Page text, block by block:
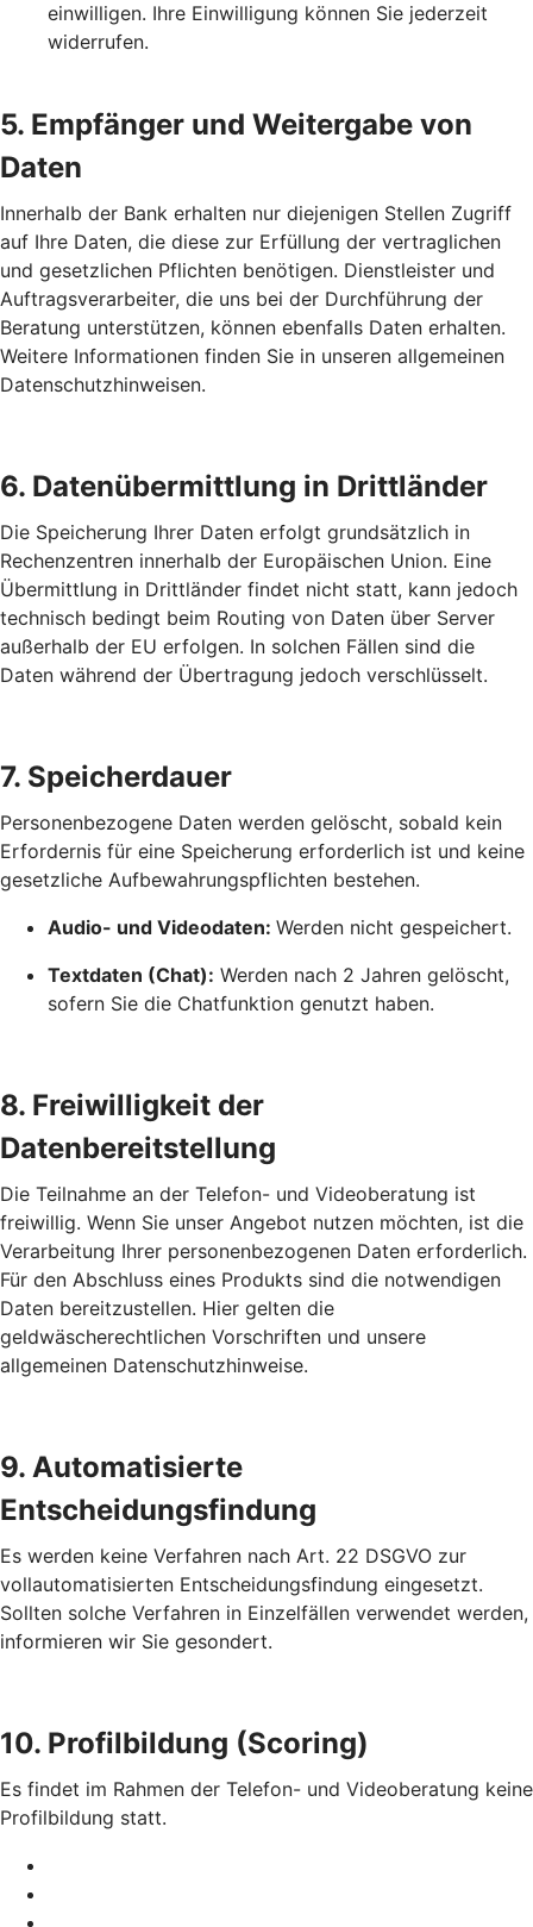
einwilligen. Ihre Einwilligung können Sie jederzeit
widerrufen.
5. Empfänger und Weitergabe von
Daten
Innerhalb der Bank erhalten nur diejenigen Stellen Zugriff
auf Ihre Daten, die diese zur Erfüllung der vertraglichen
und gesetzlichen Pflichten benötigen. Dienstleister und
Auftragsverarbeiter, die uns bei der Durchführung der
Beratung unterstützen, können ebenfalls Daten erhalten.
Weitere Informationen finden Sie in unseren allgemeinen
Datenschutzhinweisen.
6. Datenübermittlung in Drittländer
Die Speicherung Ihrer Daten erfolgt grundsätzlich in
Rechenzentren innerhalb der Europäischen Union. Eine
Übermittlung in Drittländer findet nicht statt, kann jedoch
technisch bedingt beim Routing von Daten über Server
außerhalb der EU erfolgen. In solchen Fällen sind die
Daten während der Übertragung jedoch verschlüsselt.
7. Speicherdauer
Personenbezogene Daten werden gelöscht, sobald kein
Erfordernis für eine Speicherung erforderlich ist und keine
gesetzliche Aufbewahrungspflichten bestehen.
Audio- und Videodaten: Werden nicht gespeichert.
Textdaten (Chat): Werden nach 2 Jahren gelöscht,
sofern Sie die Chatfunktion genutzt haben.
8. Freiwilligkeit der
Datenbereitstellung
Die Teilnahme an der Telefon- und Videoberatung ist
freiwillig. Wenn Sie unser Angebot nutzen möchten, ist die
Verarbeitung Ihrer personenbezogenen Daten erforderlich.
Für den Abschluss eines Produkts sind die notwendigen
Daten bereitzustellen. Hier gelten die
geldwäscherechtlichen Vorschriften und unsere
allgemeinen Datenschutzhinweise.
9. Automatisierte
Entscheidungsfindung
Es werden keine Verfahren nach Art. 22 DSGVO zur
vollautomatisierten Entscheidungsfindung eingesetzt.
Sollten solche Verfahren in Einzelfällen verwendet werden,
informieren wir Sie gesondert.
10. Profilbildung (Scoring)
Es findet im Rahmen der Telefon- und Videoberatung keine
Profilbildung statt.